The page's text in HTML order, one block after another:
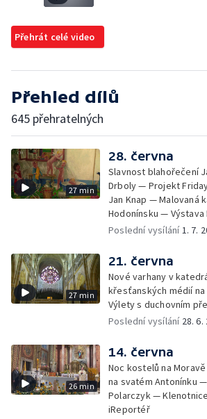
Přehrát celé video
Přehled dílů
645 přehratelných
27 min
28. června
Slavnost blahořečení
Drboly — Projekt
Jan Knap — Malovaná
Hodonínsku —
v krajce, krajka v
Poslední vysílání1. 7.
27 min
21. června
Nové varhany v
křesťanských médií
Výlety s duchovním
Poslední vysílání 28. 6.
26 min
14. června
Noc kostelů na
na svatém Antonínku
Polarczyk —
iReportéř